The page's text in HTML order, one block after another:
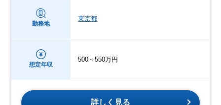
勤務地
東京都
想定年収
500～550万円
詳しく見る